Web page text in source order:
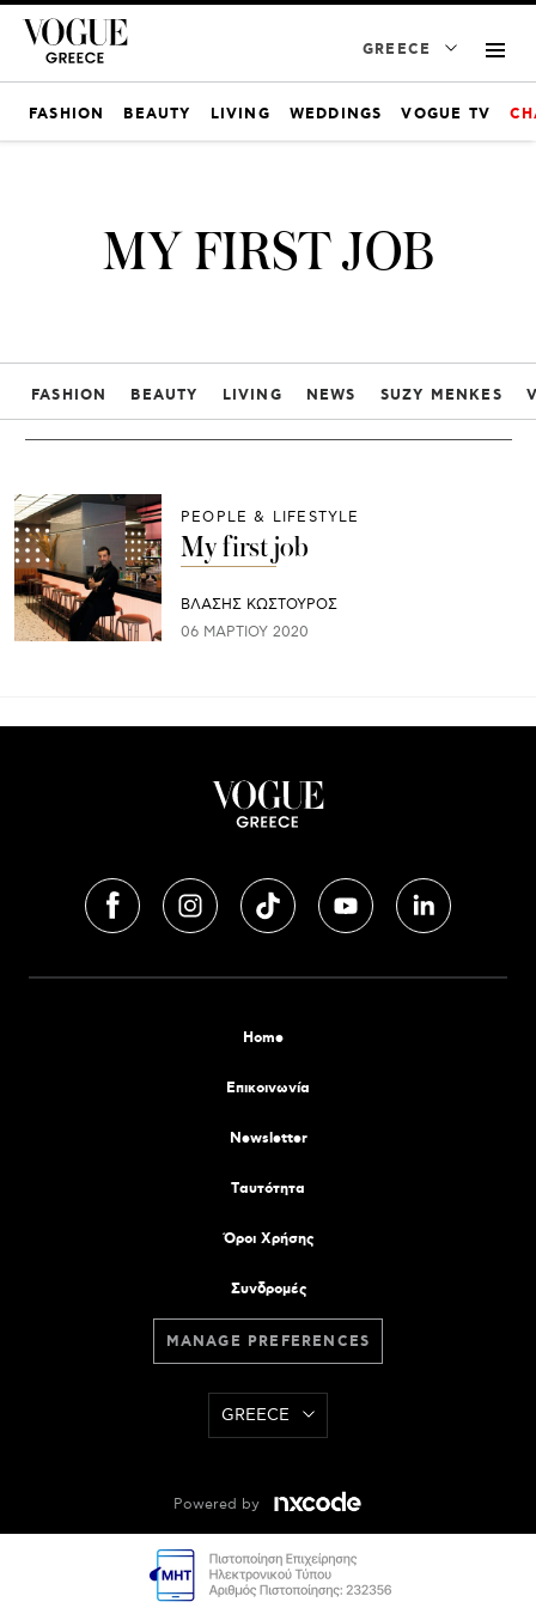
GREECE
FASHION BEAUTY LIVING WEDDINGS VOGUE TV
MY FIRST JOB
FASHION BEAUTY LIVING NEWS SUZY MENKES
PEOPLE & LIFESTYLE
My first job
ΒΛΑΣΗΣ ΚΩΣΤΟΥΡΟΣ
06 ΜΑΡΤΊΟΥ 2020
Home
Επικοινωνία
Newsletter
Tαυτότητα
Όροι Χρήσης
Συνδρομές
MANAGE PREFERENCES
GREECE
Powered by